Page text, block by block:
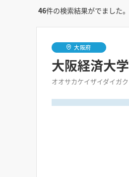
46件の検索結果がでました。
大阪府
大阪経済大学
オオサカケイザイダイガク